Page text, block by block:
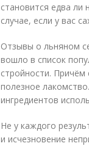
становится едва
случае, если у вас
Отзывы о льняном
вошло в список
стройности. Причём
полезное
ингредиентов
Не у каждого
и исчезновение